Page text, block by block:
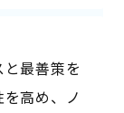
最善策を
高め、ノ